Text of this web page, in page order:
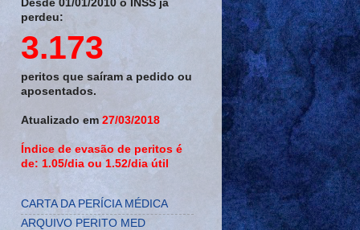
Desde 01/01/2010 o INSS já
perdeu:
3.173
peritos que saíram a pedido ou
aposentados.
Atualizado em 27/03/2018
Índice de evasão de peritos é
de: 1.05/dia ou 1.52/dia útil
CARTA DA PERÍCIA MÉDICA
ARQUIVO PERITO MED